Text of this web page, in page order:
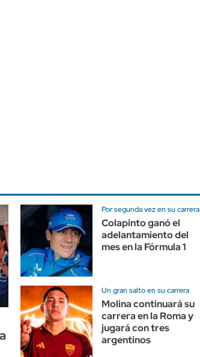
Por segunda vez en su carrera
Colapinto ganó el
adelantamiento del
mes en la Fórmula 1
Un gran salto en su carrera
Molina continuará su
carrera en la Roma y
jugará con tres
argentinos